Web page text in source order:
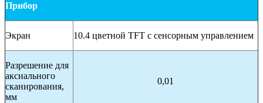
Прибор
Экран 10.4 цветной TFT с сенсорным управлением
Разрешение для
аксиального
сканирования,
мм
0,01